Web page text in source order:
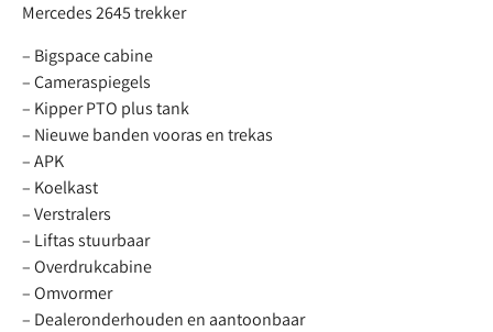
Mercedes 2645 trekker
– Bigspace cabine
– Cameraspiegels
– Kipper PTO plus tank
– Nieuwe banden vooras en trekas
– APK
– Koelkast
– Verstralers
– Liftas stuurbaar
– Overdrukcabine
– Omvormer
– Dealeronderhouden en aantoonbaar